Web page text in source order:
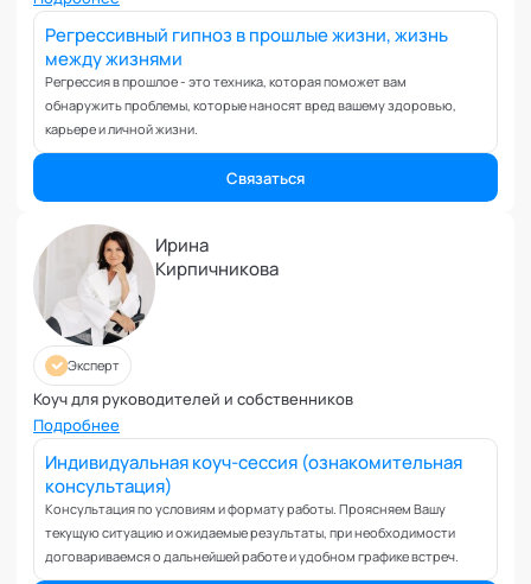
Возрастные кризисы
Воспитание
Долголетие и качество жизни
Иммунитет
Карьерная стратегия
Клиентский менеджмент
Когнитивные способности
Командное лидерство
Коммуникационная стратегия
Коммуникация в команде
Корпоративная антропология
Корпоративная культура и этика
Коучинг команд
Коучинг руководителей
Регрессивный гипноз в прошлые жизни, жизнь
между жизнями
Регрессия в прошлое - это техника, которая поможет вам
обнаружить проблемы, которые наносят вред вашему здоровью,
карьере и личной жизни.
Связаться
Ирина
Кирпичникова
Эксперт
Коуч для руководителей и собственников
Подробнее
Индивидуальная коуч-сессия (ознакомительная
консультация)
Консультация по условиям и формату работы. Проясняем Вашу
текущую ситуацию и ожидаемые результаты, при необходимости
договариваемся о дальнейшей работе и удобном графике встреч.